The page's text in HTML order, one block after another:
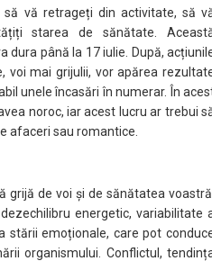
să vă retrageți din activitate, să
starea de sănătate.
dura până la 17 iulie. După,
voi mai grijulii, vor apărea
unele încasări în numerar. În
noroc, iar acest lucru ar trebui
afaceri sau romantice.
grijă de voi și de sănătatea
energetic, variabilitate
stării emoționale, care pot
organismului. Conflictul,